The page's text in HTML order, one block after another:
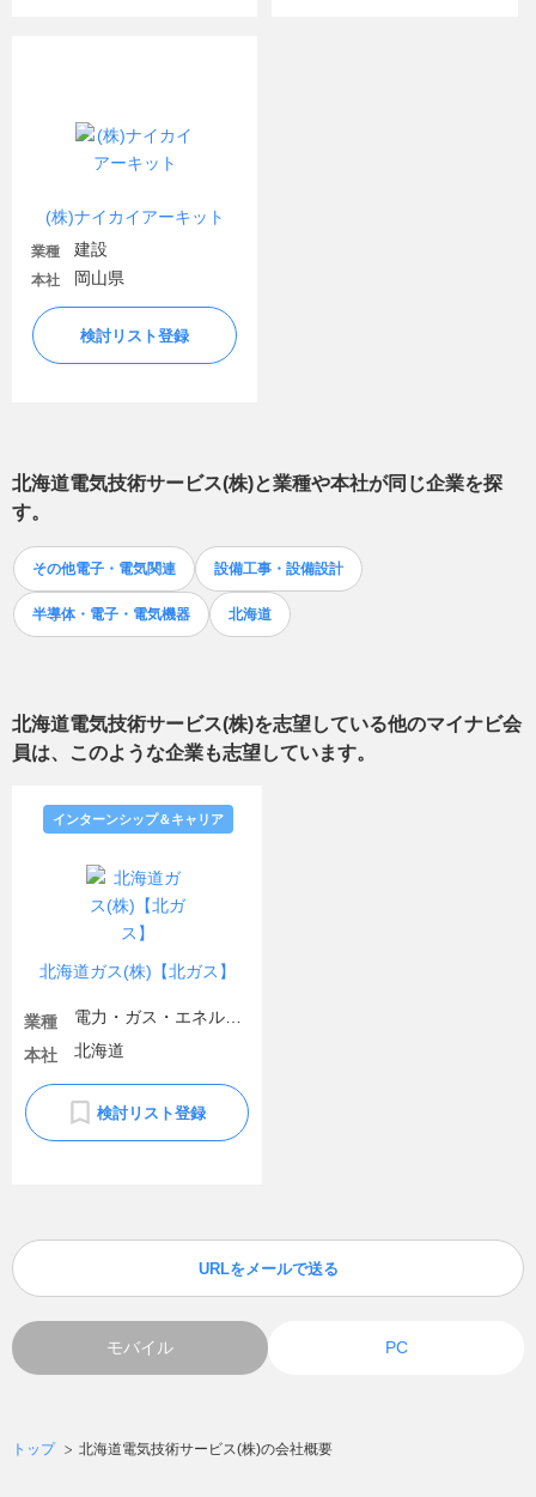
(株)ナイカイアーキット
業種 建設
本社 岡山県
検討リスト登録
北海道電気技術サービス(株)と業種や本社が同じ企業を探
す。
その他電子・電気関連 設備工事・設備設計
半導体・電子・電気機器 北海道
北海道電気技術サービス(株)を志望している他のマイナビ会
員は、このような企業も志望しています。
北海道ガス(株)【北ガス】
インターンシップ＆キャリア
業種
本社
北海道
検討リスト登録
URLをメールで送る
モバイル PC
トップ 北海道電気技術サービス(株)の会社概要